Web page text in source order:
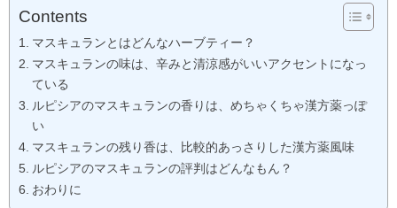
Contents
マスキュランとはどんなハーブティー？
マスキュランの味は、辛みと清涼感がいいアクセントになっ
ている
ルピシアのマスキュランの香りは、めちゃくちゃ漢方薬っぽ
い
マスキュランの残り香は、比較的あっさりした漢方薬風味
ルピシアのマスキュランの評判はどんなもん？
おわりに